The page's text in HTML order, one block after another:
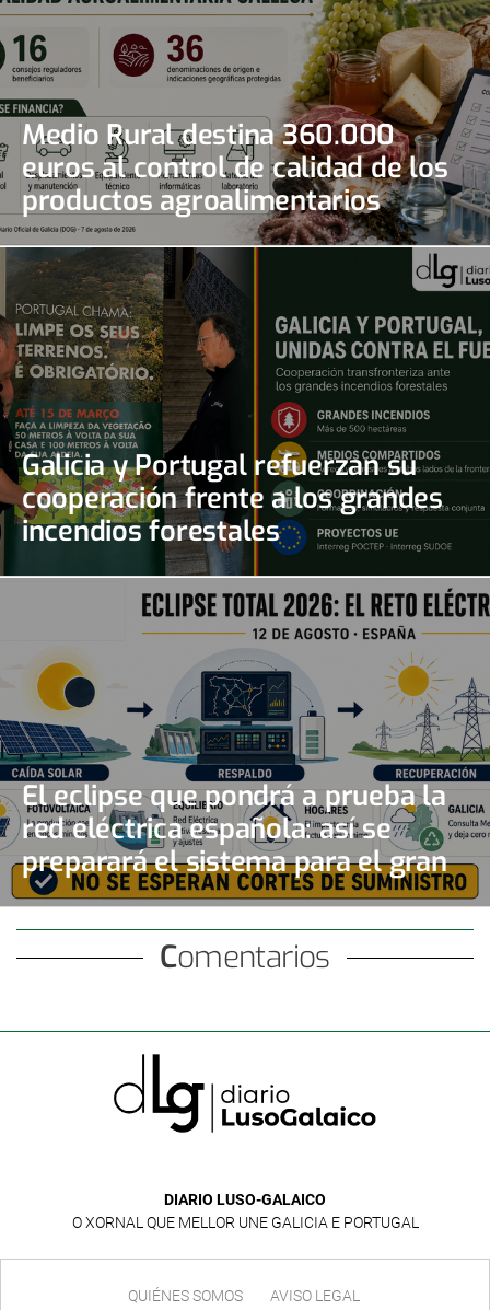
Medio Rural destina 360.000
euros al control de calidad de los
productos agroalimentarios
gallegos
Galicia y Portugal refuerzan su
cooperación frente a los grandes
incendios forestales
El eclipse que pondrá a prueba la
red eléctrica española: así se
preparará el sistema para el gran
apagón solar
Comentarios
DIARIO LUSO-GALAICO
O XORNAL QUE MELLOR UNE GALICIA E PORTUGAL
QUIÉNES SOMOS AVISO LEGAL